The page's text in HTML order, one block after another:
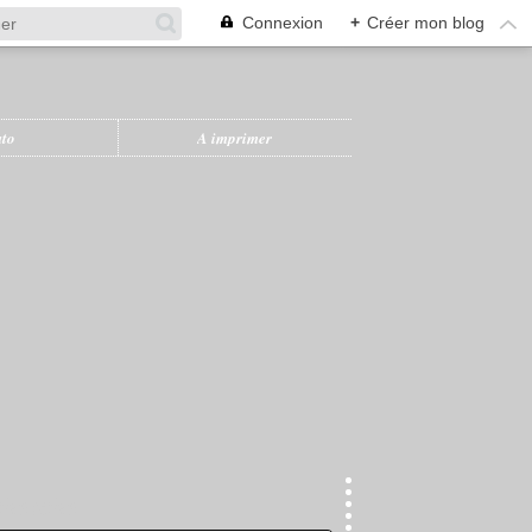
Connexion + Créer mon blog
A imprimer